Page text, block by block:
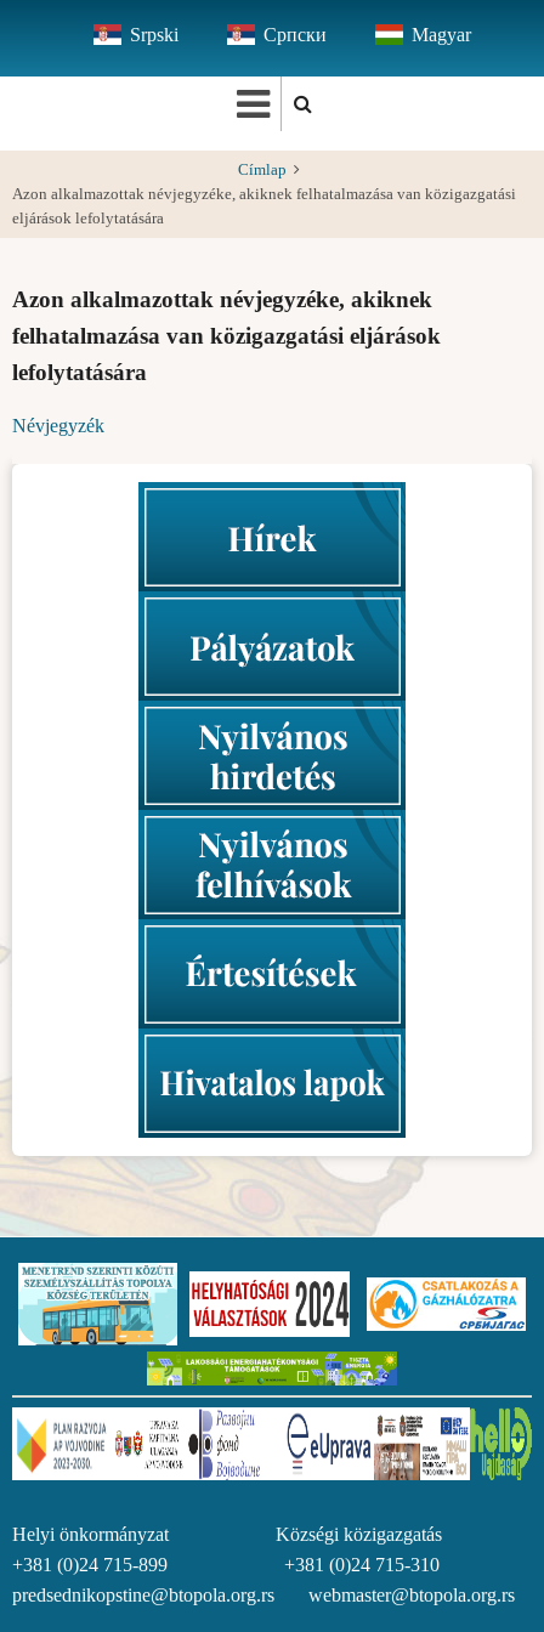
tartalomra
Srpski Српски Magyar
Címlap
Azon alkalmazottak névjegyzéke, akiknek felhatalmazása van közigazgatási
eljárások lefolytatására
Azon alkalmazottak névjegyzéke, akiknek
felhatalmazása van közigazgatási eljárások
lefolytatására
Névjegyzék
Helyi önkormányzat Községi közigazgatás
+381 (0)24 715-899 +381 (0)24 715-310
predsednikopstine@btopola.org.rs webmaster@btopola.org.rs